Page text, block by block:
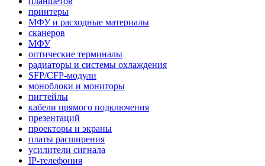
принтеры
МФУ и расходные материалы
сканеров
МФУ
оптические терминалы
радиаторы и системы охлаждения
SFP/CFP-модули
моноблоки и мониторы
пигтейлы
кабели прямого подключения
презентаций
проекторы и экраны
платы расширения
усилители сигнала
IP-телефония